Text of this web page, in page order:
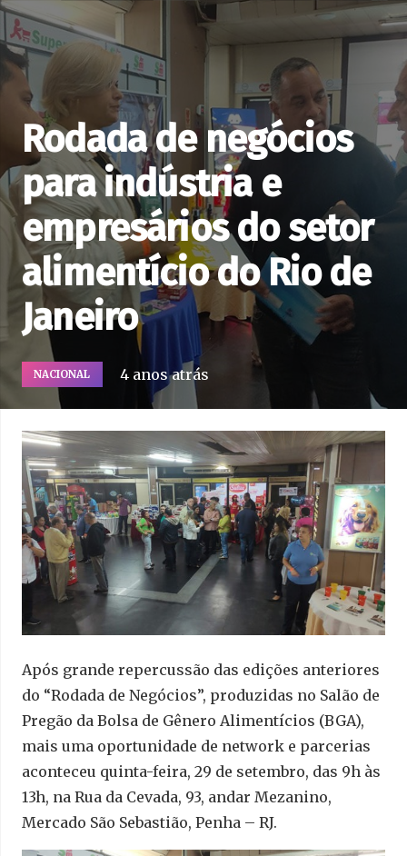
Rodada de negócios
para indústria e
empresários do setor
alimentício do Rio de
Janeiro
NACIONAL 4 anos atrás
Após grande repercussão das edições anteriores
do “Rodada de Negócios”, produzidas no Salão de
Pregão da Bolsa de Gênero Alimentícios (BGA),
mais uma oportunidade de network e parcerias
aconteceu quinta-feira, 29 de setembro, das 9h às
13h, na Rua da Cevada, 93, andar Mezanino,
Mercado São Sebastião, Penha – RJ.